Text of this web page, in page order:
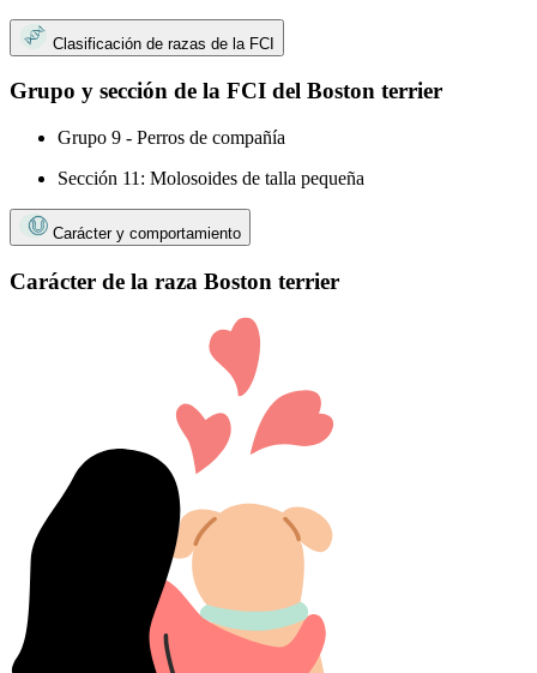
Clasificación de razas de la FCI
Grupo y sección de la FCI del Boston terrier
Grupo 9 - Perros de compañía
Sección 11: Molosoides de talla pequeña
Carácter y comportamiento
Carácter de la raza Boston terrier